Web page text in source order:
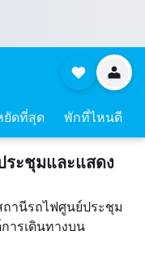
ยัดที่สุด พักที่ไหนดี
ระชุมและแสดง
ถานีรถไฟศูนย์ประชุม
ารเดินทางบน